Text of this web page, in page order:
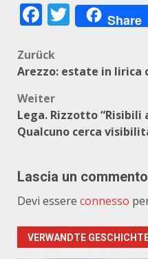
Facebook
Twitter
Share
Zurück
Arezzo: estate in lirica
Weiter
Lega. Rizzotto “Risibili
Qualcuno cerca
Lascia un commento
Devi essere connesso
VERWANDTE